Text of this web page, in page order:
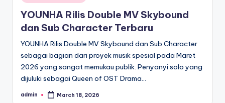
in
YOUNHA Rilis Double MV Skybound
dan Sub Character Terbaru
YOUNHA Rilis Double MV Skybound dan Sub Character
sebagai bagian dari proyek musik spesial pada Maret
2026 yang sangat memukau publik. Penyanyi solo yang
dijuluki sebagai Queen of OST Drama…
Posted
admin March 18, 2026